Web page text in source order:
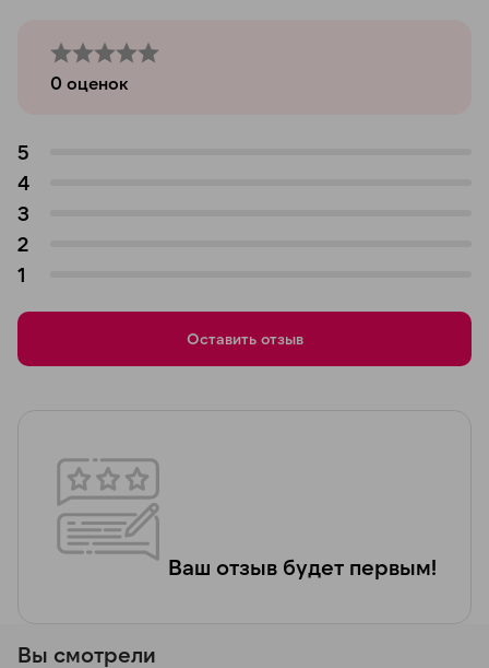
Ваш отзыв будет первым!
0 оценок
5
4
3
2
1
Оставить отзыв
Вы смотрели